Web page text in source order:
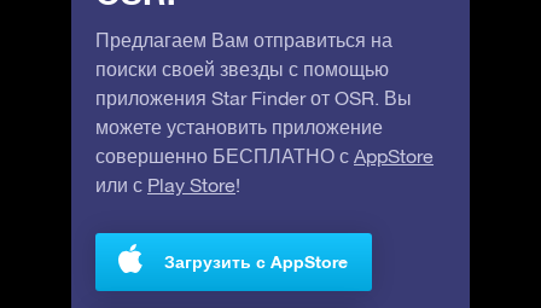
Предлагаем Вам отправиться на
поиски своей звезды с помощью
приложения Star Finder от OSR. Вы
можете установить приложение
совершенно БЕСПЛАТНО с AppStore
или с Play Store!
Загрузить с AppStore